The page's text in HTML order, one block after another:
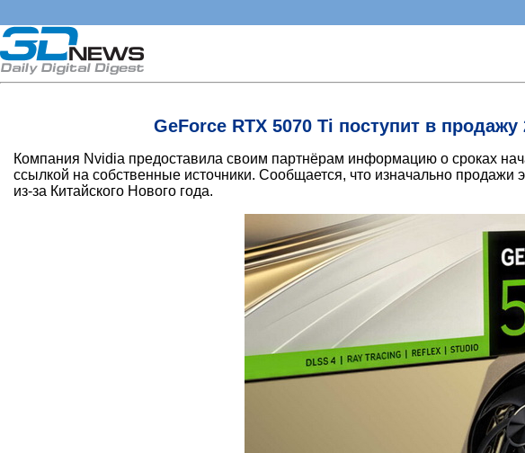
GeForce RTX 5070 Ti поступит в
Компания Nvidia предоставила своим партнёрам информацию о сроках
ссылкой на собственные источники. Сообщается, что изначально
из-за Китайского Нового года.